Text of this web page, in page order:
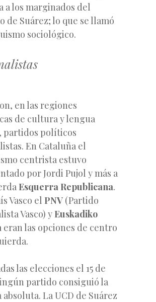
a los marginados del
de Suárez; lo que se llamó
sociológico.
en las regiones
de cultura y lengua
partidos políticos
En Cataluña el
centrista estuvo
por Jordi Pujol y más a
Esquerra Republicana.
Vasco el PNV (Partido
Vasco) yEuskadiko
eran las opciones de centro
las elecciones el 15 de
partido consiguió la
La UCD de Suárez